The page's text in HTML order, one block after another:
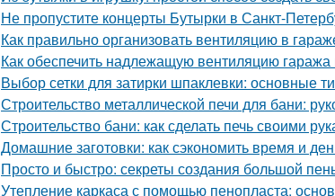
Не пропустите концерты Бутырки в Санкт-
Как правильно организовать вентиляцию в
Как обеспечить надлежащую вентиляцию гаража
Выбор сетки для затирки шпаклевки: основные
Строительство металлической печи для бани:
Строительство бани: как сделать печь своими
Домашние заготовки: как сэкономить время и
Просто и быстро: секреты создания большой
Утепление каркаса с помощью пенопласта: